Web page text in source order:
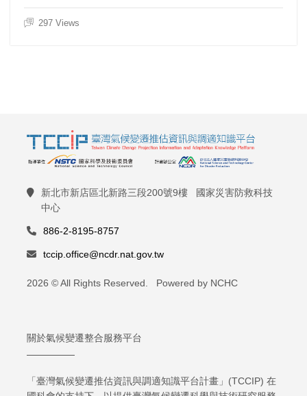
297 Views
新北市新店區北新路三段200號9樓 國家災害防救科技
中心
886-2-8195-8757
tccip.office@ncdr.nat.gov.tw
2026 © All Rights Reserved. Powered by NCHC
關於氣候變遷整合服務平台
「臺灣氣候變遷推估資訊與調適知識平台計畫」(TCCIP) 在